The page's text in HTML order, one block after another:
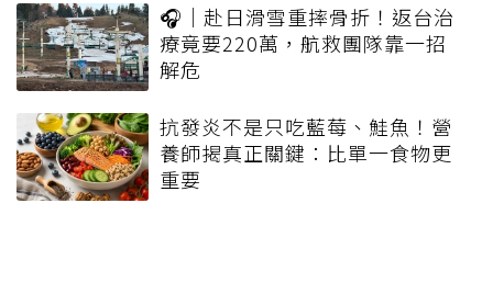
🎧｜赴日滑雪重摔骨折！返台治
療竟要220萬，航救團隊靠一招
解危
抗發炎不是只吃藍莓、鮭魚！營
養師揭真正關鍵：比單一食物更
重要